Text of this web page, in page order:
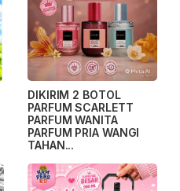
DIKIRIM 2 BOTOL
PARFUM SCARLETT
PARFUM WANITA
PARFUM PRIA WANGI
TAHAN...